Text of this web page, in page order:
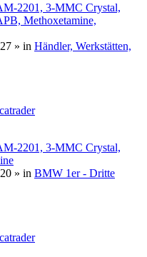
2201, 3-MMC Crystal,
Methoxetamine,
» in Händler, Werkstätten,
2201, 3-MMC Crystal,
» in BMW 1er - Dritte